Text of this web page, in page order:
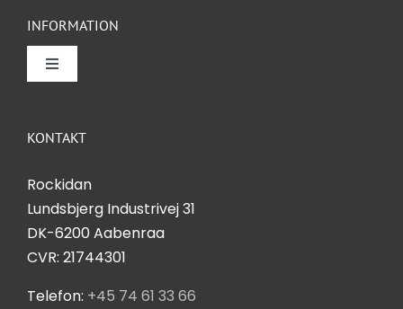
KONTAKT
Rockidan
Lundsbjerg Industrivej 31
DK-6200 Aabenraa
CVR: 21744301
Telefon: +45 74 61 33 66
INFORMATION
Toggle
Salgs- og leveringsbetingelser
Privatlivspolitik